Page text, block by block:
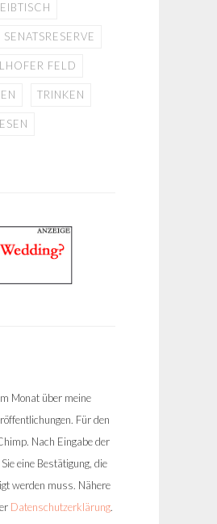
SENATSRESERVE
FELD
TRINKEN
Monat über meine
Für den
Nach Eingabe der
eine Bestätigung, die
werden muss. Nähere
Datenschutzerklärung.